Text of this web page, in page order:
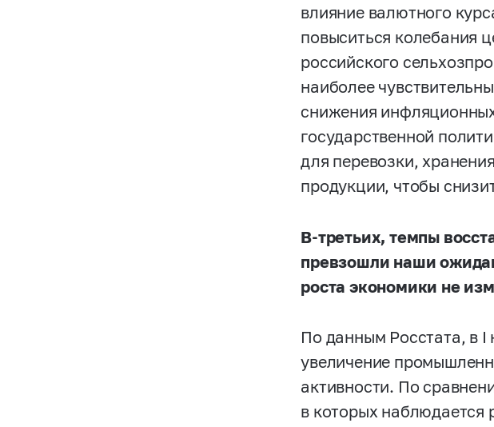
влияние валютного
повыситься колебания
российского
наиболее
снижения
государственной
для перевозки,
продукции, чтобы
В-третьих, темпы
превзошли наши
роста экономики не
По данным Росстата, в I
увеличение
активности. По
в которых наблюдается